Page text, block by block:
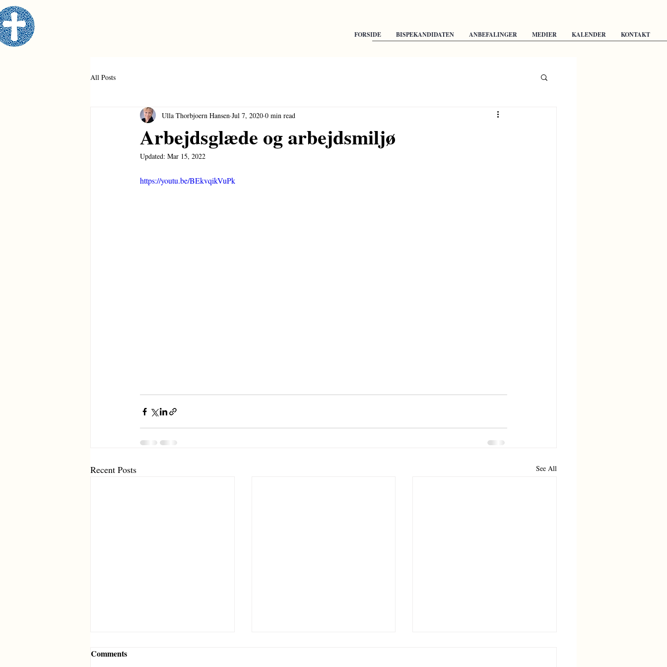
FORSIDE BISPEKANDIDATEN ANBEFALINGER MEDIER KALENDER KONTAKT
All Posts
Arbejdsglæde og arbejdsmiljø
Ulla Thorbjoern Hansen Jul 7, 2020 0 min read
Updated: Mar 15, 2022
https://youtu.be/BEkvqikVuPk
Recent Posts See All
Comments